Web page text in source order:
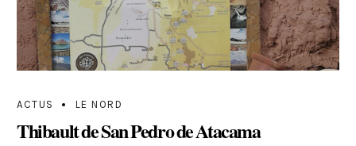
ACTUS LE NORD
Thibault de San Pedro de Atacama